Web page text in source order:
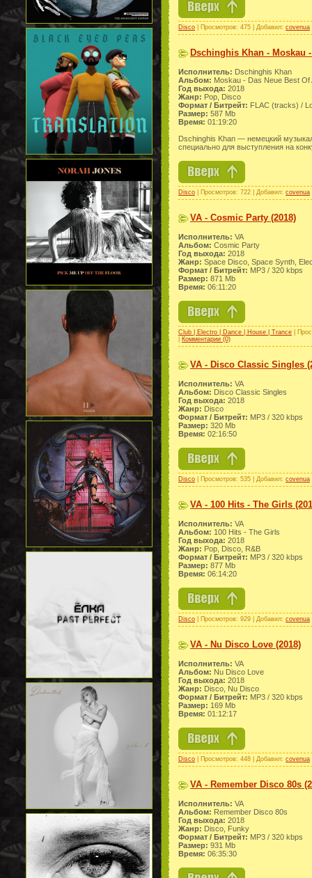
Disco | Просмотров: 475 | Добавил: covenua
Dschinghis Khan - Moskau
Исполнитель: Dschinghis Khan
Альбом: Moskau - Das Neue Best Of
Год выхода: 2018
Жанр: Pop, Disco
Формат / Битрейт: FLAC (tracks) /
Размер: 587 Mb
Время: 01:19:20
Dschinghis Khan — немецкий
специально для выступления на
Disco | Просмотров: 722 | Добавил: covenua
VA - Cosmic Party (2018)
Исполнитель: VA
Альбом: Cosmic Party
Год выхода: 2018
Жанр: Space Disco, Space Synth,
Формат / Битрейт: МР3 / 320 kbps
Размер: 871 Mb
Время: 06:11:20
Club | Electro | Dance | House | Trance |
Комментарии (0)
VA - Disco Classic Singles
Исполнитель: VA
Альбом: Disco Classic Singles
Год выхода: 2018
Жанр: Disco
Формат / Битрейт: МР3 / 320 kbps
Размер: 320 Mb
Время: 02:16:50
Disco | Просмотров: 535 | Добавил: covenua
VA - 100 Hits - The Girls
Исполнитель: VA
Альбом: 100 Hits - The Girls
Год выхода: 2018
Жанр: Pop, Disco, R&B
Формат / Битрейт: МР3 / 320 kbps
Размер: 877 Mb
Время: 06:14:20
Disco | Просмотров: 929 | Добавил: covenua
VA - Nu Disco Love (2018)
Исполнитель: VA
Альбом: Nu Disco Love
Год выхода: 2018
Жанр: Disco, Nu Disco
Формат / Битрейт: МР3 / 320 kbps
Размер: 169 Mb
Время: 01:12:17
Disco | Просмотров: 448 | Добавил: covenua
VA - Remember Disco 80s
Исполнитель: VA
Альбом: Remember Disco 80s
Год выхода: 2018
Жанр: Disco, Funky
Формат / Битрейт: МР3 / 320 kbps
Размер: 931 Mb
Время: 06:35:30